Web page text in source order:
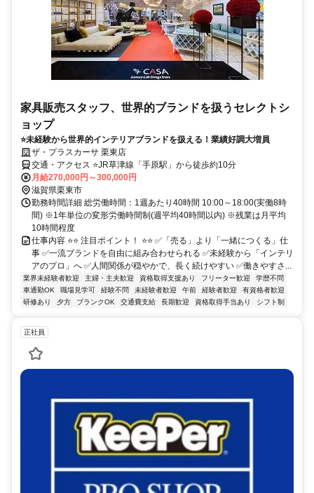
家具販売スタッフ、世界的ブランドを扱うセレクトシ
ョップ
⭐未経験から世界的インテリアブランドを扱える！業績好調大増員
ザ・プラスカーサ 栗東店
交通・アクセス ⭐JR草津線「手原駅」から徒歩約10分
月給270,000円～300,000円
滋賀県栗東市
勤務時間詳細 総労働時間：1週あたり40時間 10:00～18:00(実働8時
間) ※1年単位の変形労働時間制(週平均40時間以内) ※残業は月平均
10時間程度
仕事内容 ⭐⭐ 注目ポイント！ ⭐⭐ ✅「売る」より「一緒につくる」仕
事 ✅一流ブランドを自由に組み合わせられる ✅未経験から「インテリ
アのプロ」へ ✅人間関係が穏やかで、長く続けやすい ✅働きやすさ...
業界未経験者歓迎 主婦・主夫歓迎 資格取得支援あり フリーター歓迎
学歴不問
車通勤OK
職場見学可 経験不問 未経験者歓迎 午前 経験者歓迎
有資格者歓迎
研修あり
夕方 ブランクOK 交通費支給 長期歓迎 資格取得手当あり シフト制
正社員